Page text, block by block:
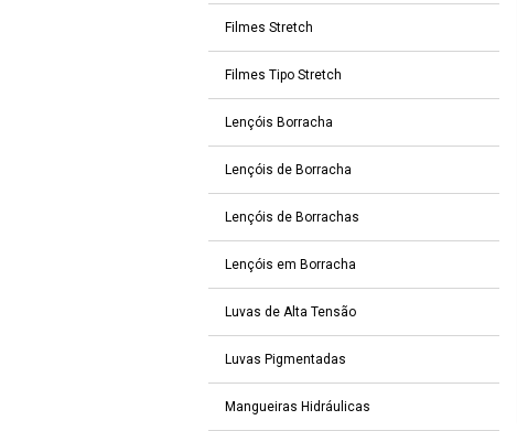
Filmes Stretch
Filmes Tipo Stretch
Lençóis Borracha
Lençóis de Borracha
Lençóis de Borrachas
Lençóis em Borracha
Luvas de Alta Tensão
Luvas Pigmentadas
Mangueiras Hidráulicas